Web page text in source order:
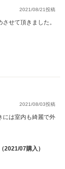
2021/08/21投稿
せて頂きました。
2021/08/03投稿
には室内も綺麗で外
2021/07購入）